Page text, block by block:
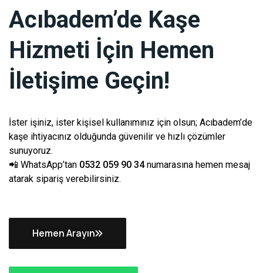
Acıbadem’de Kaşe
Hizmeti İçin Hemen
İletişime Geçin!
İster işiniz, ister kişisel kullanımınız için olsun; Acıbadem’de
kaşe ihtiyacınız olduğunda güvenilir ve hızlı çözümler
sunuyoruz.
📲 WhatsApp’tan 0532 059 90 34numarasına hemen mesaj
atarak sipariş verebilirsiniz.
Hemen Arayın